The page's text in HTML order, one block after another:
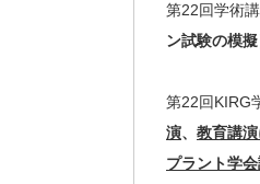
第22回学術
ン試験の模擬
第22回KIRG
演、 教育講
プラント学会